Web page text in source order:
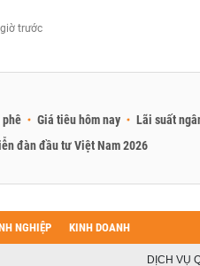
trước
phê Giá tiêu hôm nay Lãi suất
đàn đầu tư Việt Nam 2026
NGHIỆP KINH DOANH
DỊCH VỤ